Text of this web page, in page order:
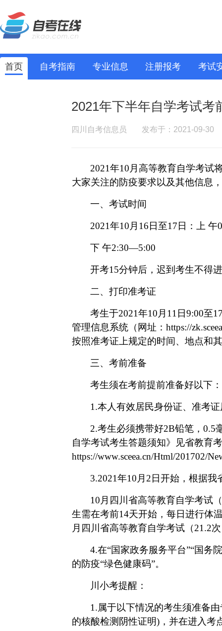
首页 自考指南 专业信息 注册报考 考试
2021年下半年自学考试考
四川自考信息员 发布于：2021-09-30
2021年10月高等教育自学考试
大家关注的防疫要求以及其他信息
一、考试时间
2021年10月16日至17日：上
下 午2:30—5:00
开考15分钟后，迟到考生不得
二、打印准考证
考生于2021年10月11日9:00至
管理信息系统（网址：https://
按照准考证上规定的时间、地点和
三、考前准备
考生须在考前提前准备好以下：
1.本人有效居民身份证、准考
2.考生必须携带好2B铅笔，0.5
自学考试考生答题须知》见省教育
https://www.sceea.cn/Html/201702/
3.2021年10月2日开始，根据我
10月四川省高等教育自学考试
生需在考前14天开始，每日进行体
月四川省高等教育自学考试（21.2
4.在“国家政务服务平台”“国务
的防疫“绿色健康码”。
川小考提醒：
1.属于以下情况的考生须准备
的核酸检测阴性证明)，并在进入考